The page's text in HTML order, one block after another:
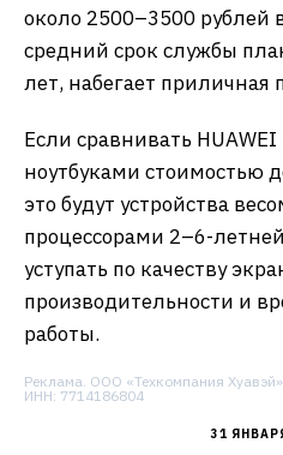
около 2500–3500 рублей
средний срок службы
лет, набегает приличная
Если сравнивать
ноутбуками стоимостью
это будут устройства
процессорами 2–6-
уступать по качеству
производительности и
работы.
Реклама. ООО «Техкомпания Хуавэй»
ИНН: 7714186804
31